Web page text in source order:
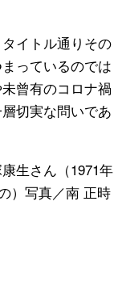
イトル通りその
っているのでは
曾有のコロナ禍
切実な問いであ
生さん（1971年
）写真／南 正時